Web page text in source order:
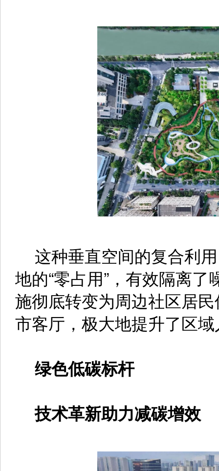
这种垂直空间的复合利
地的“零占用”，有效隔离了
施彻底转变为周边社区居
市客厅，极大地提升了区
绿色低碳标杆
技术革新助力减碳增效